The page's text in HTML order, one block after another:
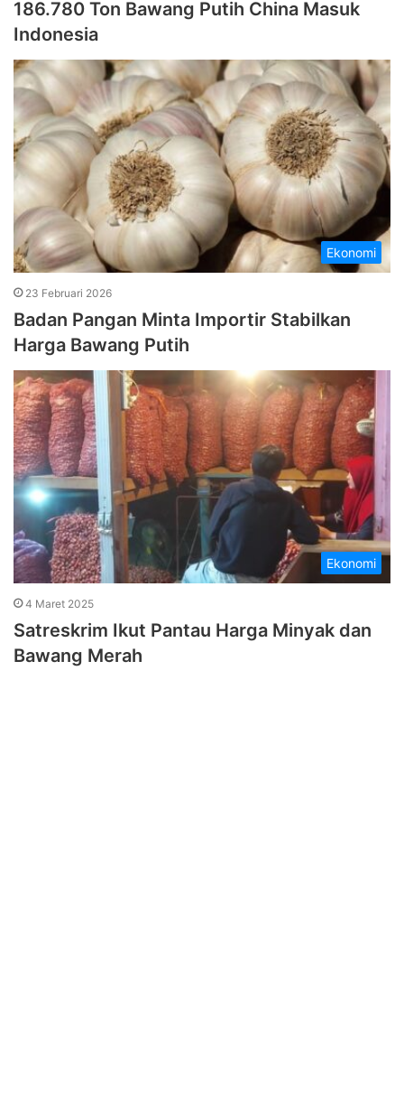
186.780 Ton Bawang Putih China Masuk
Indonesia
Ekonomi
23 Februari 2026
Badan Pangan Minta Importir Stabilkan
Harga Bawang Putih
Ekonomi
4 Maret 2025
Satreskrim Ikut Pantau Harga Minyak dan
Bawang Merah